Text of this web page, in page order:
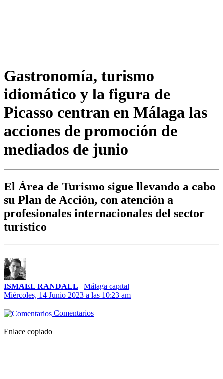
Gastronomía, turismo
idiomático y la figura de
Picasso centran en Málaga las
acciones de promoción de
mediados de junio
El Área de Turismo sigue llevando a cabo
su Plan de Acción, con atención a
profesionales internacionales del sector
turístico
ISMAEL RANDALL | Málaga capital
Miércoles, 14 Junio 2023 a las 10:23 am
Comentarios
Enlace copiado